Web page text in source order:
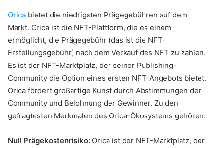
Orica bietet die niedrigsten Prägegebühren auf dem
Markt. Orica ist die NFT-Plattform, die es einem
ermöglicht, die Prägegebühr (das ist die NFT-
Erstellungsgebühr) nach dem Verkauf des NFT zu zahlen.
Es ist der NFT-Marktplatz, der seiner Publishing-
Community die Option eines ersten NFT-Angebots bietet.
Orica fördert großartige Kunst durch Abstimmungen der
Community und Belohnung der Gewinner. Zu den
gefragtesten Merkmalen des Orica-Ökosystems gehören:
Null Prägekostenrisiko: Orica ist der NFT-Marktplatz, der